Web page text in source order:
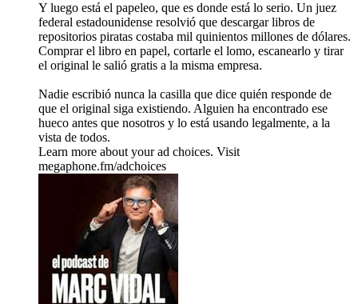
Y luego está el papeleo, que es donde está lo serio. Un juez
federal estadounidense resolvió que descargar libros de
repositorios piratas costaba mil quinientos millones de dólares.
Comprar el libro en papel, cortarle el lomo, escanearlo y tirar
el original le salió gratis a la misma empresa.
Nadie escribió nunca la casilla que dice quién responde de
que el original siga existiendo. Alguien ha encontrado ese
hueco antes que nosotros y lo está usando legalmente, a la
vista de todos.
Learn more about your ad choices. Visit
megaphone.fm/adchoices